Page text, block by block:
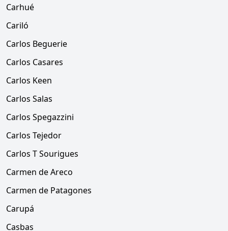
Carhué
Cariló
Carlos Beguerie
Carlos Casares
Carlos Keen
Carlos Salas
Carlos Spegazzini
Carlos Tejedor
Carlos T Sourigues
Carmen de Areco
Carmen de Patagones
Carupá
Casbas